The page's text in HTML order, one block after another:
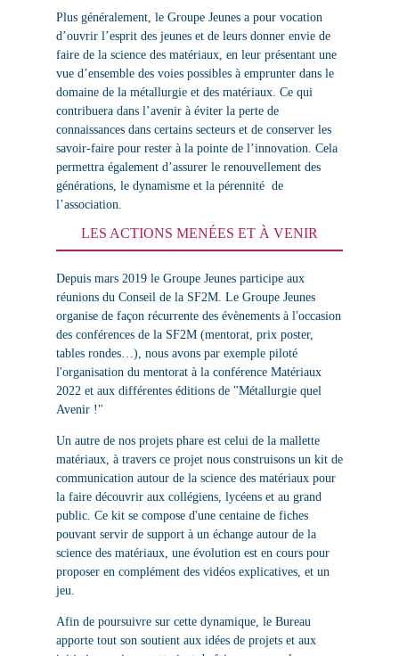
Plus généralement, le Groupe Jeunes a pour vocation
d’ouvrir l’esprit des jeunes et de leurs donner envie de
faire de la science des matériaux, en leur présentant une
vue d’ensemble des voies possibles à emprunter dans le
domaine de la métallurgie et des matériaux. Ce qui
contribuera dans l’avenir à éviter la perte de
connaissances dans certains secteurs et de conserver les
savoir-faire pour rester à la pointe de l’innovation. Cela
permettra également d’assurer le renouvellement des
générations, le dynamisme et la pérennité de
l’association.
LES ACTIONS MENÉES ET À VENIR
Depuis mars 2019 le Groupe Jeunes participe aux
réunions du Conseil de la SF2M. Le Groupe Jeunes
organise de façon récurrente des évènements à l'occasion
des conférences de la SF2M (mentorat, prix poster,
tables rondes…), nous avons par exemple piloté
l'organisation du mentorat à la conférence Matériaux
2022 et aux différentes éditions de "Métallurgie quel
Avenir !"
Un autre de nos projets phare est celui de la mallette
matériaux, à travers ce projet nous construisons un kit de
communication autour de la science des matériaux pour
la faire découvrir aux collégiens, lycéens et au grand
public. Ce kit se compose d'une centaine de fiches
pouvant servir de support à un échange autour de la
science des matériaux, une évolution est en cours pour
proposer en complément des vidéos explicatives, et un
jeu.
Afin de poursuivre sur cette dynamique, le Bureau
apporte tout son soutient aux idées de projets et aux